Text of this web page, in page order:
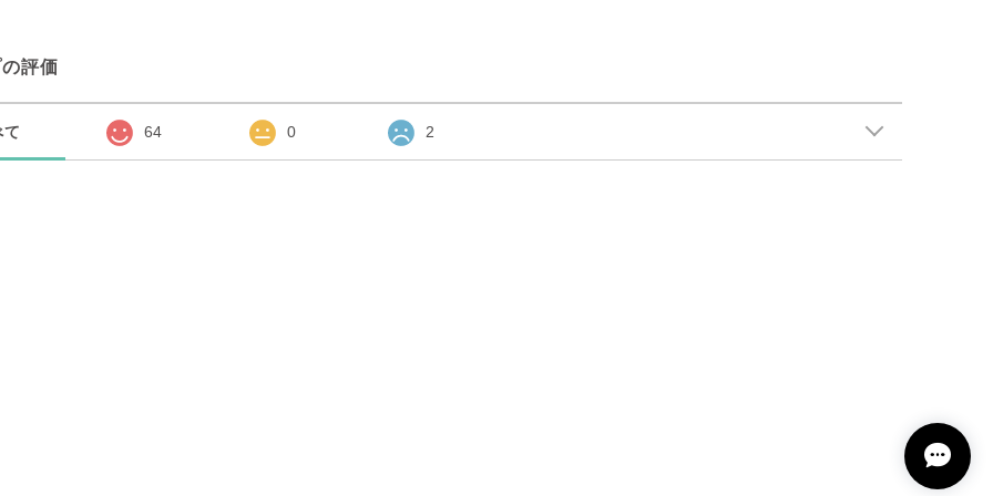
評価
て 64 0 2